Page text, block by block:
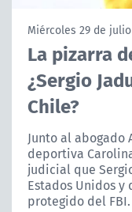
ACTUALIDAD Y
CORPORATIVO Y
CANAL DE
ÁREA DE
Miércoles 29 de
La pizarra
¿Sergio
Chile?
Junto al
deportiva
judicial que
Estados Unidos
protegido del FBI.